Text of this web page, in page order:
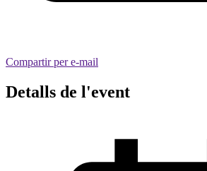
Compartir per e-mail
Detalls de l'event